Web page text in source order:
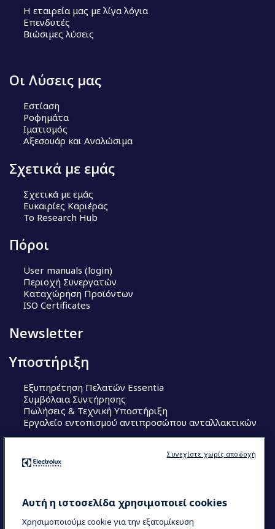
Η εταιρεία μας με λίγα λόγια
Επενδυτές
Βιώσιμες λύσεις
Οι Λύσεις μας
Εστίαση
Ροφημάτα
Ιματισμός
Αξεσουάρ και Αναλώσιμα
Σχετικά με εμάς
Σχετικά με εμάς
Ευκαιρίες Καριέρας
Το Research Hub
Πόροι
User manuals (login)
Περιοχή Συνεργατών
Καταχώρηση Προϊόντων
ISO Certificates
Newsletter
Υποστήριξη
Εξυπηρέτηση Πελατών Essentia
Συμβόλαια Συντήρησης
Πωλήσεις & Τεχνική Υποστήριξη
Εργαλείο εντοπισμού αντιπροσώπου ανταλλακτικών
Electrolux Professional Ακαδημία Chef
Αυτή η ιστοσελίδα χρησιμοποιεί cookies
Χρησιμοποιούμε cookie για την εξατομίκευση
Συνεχίστε χωρίς αποδοχή